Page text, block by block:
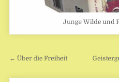
Junge Wilde und
← Über die Freiheit